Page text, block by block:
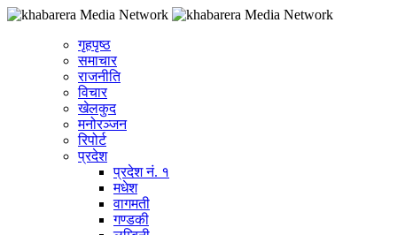
गृहपृष्ठ
समाचार
राजनीति
विचार
खेलकुद
मनोरञ्जन
रिपोर्ट
प्रदेश
प्रदेश नं. १
मधेश
वागमती
गण्डकी